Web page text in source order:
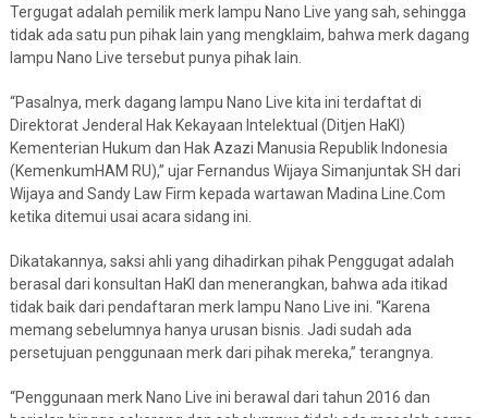
Tergugat adalah pemilik merk lampu Nano Live yang sah, sehingga
tidak ada satu pun pihak lain yang mengklaim, bahwa merk dagang
lampu Nano Live tersebut punya pihak lain.
“Pasalnya, merk dagang lampu Nano Live kita ini terdaftat di
Direktorat Jenderal Hak Kekayaan Intelektual (Ditjen HaKI)
Kementerian Hukum dan Hak Azazi Manusia Republik Indonesia
(KemenkumHAM RU),” ujar Fernandus Wijaya Simanjuntak SH dari
Wijaya and Sandy Law Firm kepada wartawan Madina Line.Com
ketika ditemui usai acara sidang ini.
Dikatakannya, saksi ahli yang dihadirkan pihak Penggugat adalah
berasal dari konsultan HaKI dan menerangkan, bahwa ada itikad
tidak baik dari pendaftaran merk lampu Nano Live ini. “Karena
memang sebelumnya hanya urusan bisnis. Jadi sudah ada
persetujuan penggunaan merk dari pihak mereka,” terangnya.
“Penggunaan merk Nano Live ini berawal dari tahun 2016 dan